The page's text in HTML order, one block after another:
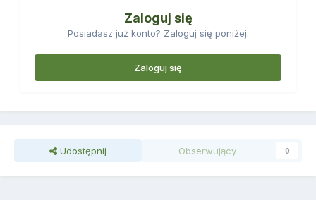
Zaloguj się
Posiadasz już konto? Zaloguj się poniżej.
Zaloguj się
Udostępnij Obserwujący 0